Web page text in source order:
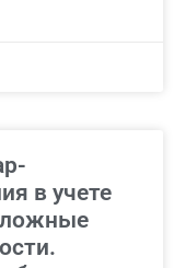
в учете